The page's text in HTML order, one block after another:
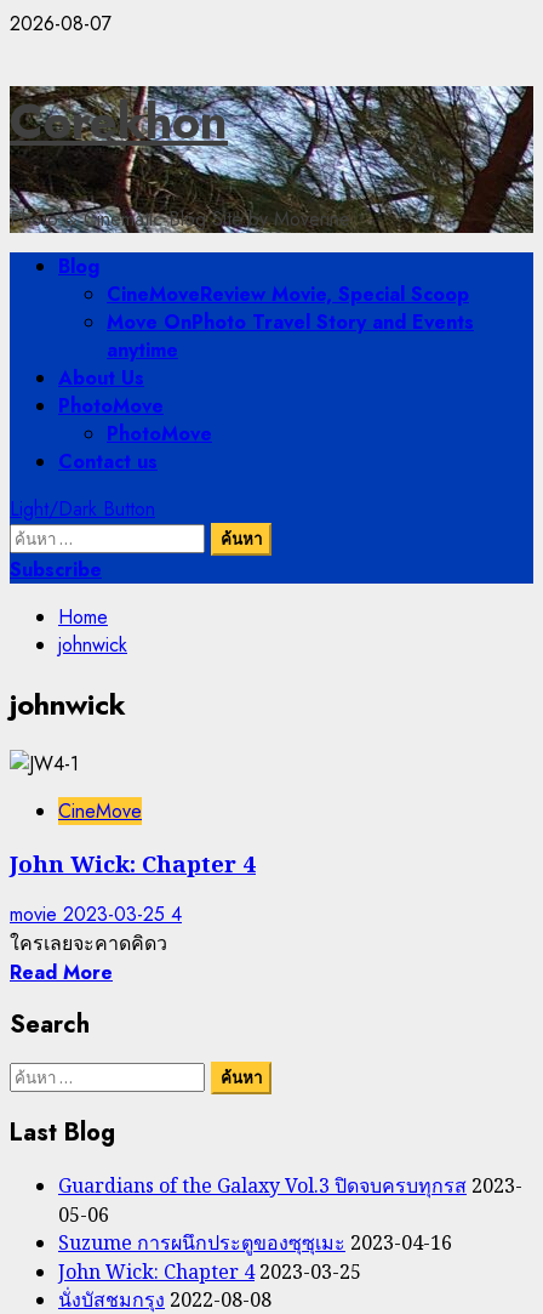
Skip
2026-08-07
Corekhon
Photo & Cinematic Blog Site by Moverine
PrimaryBlog
CineMoveReview Movie, Special Scoop
Move OnPhoto Travel Story and Events
anytime
About Us
PhotoMove
PhotoMove
Contact us
Light/Dark Button
ค้นหา
สำหรับ:
Subscribe
Home
johnwick
johnwick
CineMove
John Wick: Chapter 4
movie 2023-03-25 4
ใครเลยจะคาดคิดว
Read More
Search
ค้นหา
Last Blog
Guardians of the Galaxy Vol.3 ปิดจบครบทุกรส 2023-
05-06
Suzume การผนึกประตูของซุซุเมะ 2023-04-16
John Wick: Chapter 4 2023-03-25
นั่งบัสชมกรุง 2022-08-08